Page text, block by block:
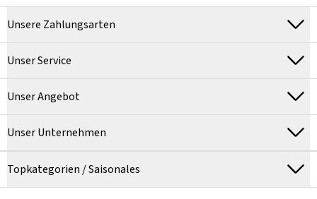
Unsere Zahlungsarten
Unser Service
Unser Angebot
Unser Unternehmen
Topkategorien / Saisonales